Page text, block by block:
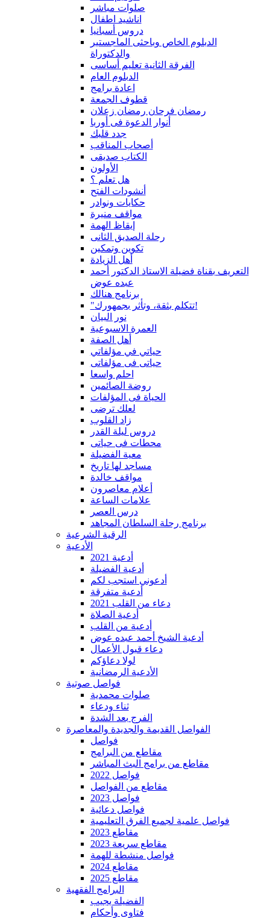
صلوات مباشر
اناشيد اطفال
دروس أسبانيا
الدبلوم الخاص وباحثى الماجستير
والدكتوراة
الفرقة الثانية تعليم أساسى
الدبلوم العام
اعادة برامج
قطوف الجمعة
رمضان فرحان رمضان زعلان
أنوار الدعوة فى أوربا
جدد قلبك
أصحاب المناقب
الكتاب صديقى
الأولون
هل تعلم ؟
أنشودات الفتح
حكايات ونوادر
مواقف منيرة
إيقاظ الهمة
رحلة الصديق الثانى
تكوين وتمكين
أهل الزيادة
التعريف بقناة فضيلة الاستاذ الدكتور أحمد
عبده عوض
برنامج هنالك
"تتكلم بثقة، وتأثر بجمهورك!
نور البيان
العمرة الاسبوعية
أهل الصفة
حياتي في مؤلفاتي
حياتى فى مؤلفاتى
احلم واسعا
روضة الصائمين
الحياة فى المؤلفات
لعلك ترضى
زاد القلوب
دروس ليلة القدر
محطات فى حياتى
معية الفضيلة
مساجد لها تاريخ
مواقف خالدة
أعلام معاصرون
علامات الساعة
درس العصر
برنامج رحلة السلطان المجاهد
الرقية الشرعية
الأدعية
أدعية 2021
أدعية الفضيلة
أدعوني استجب لكم
أدعية متفرقة
دعاء من القلب 2021
أدعية الصلاة
أدعية من القلب
أدعية الشيخ أحمد عبده عوض
دعاء قبول الأعمال
لولا دعاؤكم
الأدعية الرمضانية
فواصل صوتية
صلوات محمدية
ثناء ودعاء
الفرج بعد الشدة
الفواصل القديمة والجديدة والمعاصرة
فواصل
مقاطع من البرامج
مقاطع من برامج البث المباشر
فواصل 2022
مقاطع من الفواصل
فواصل 2023
فواصل دعائية
فواصل علمية لجميع الفرق التعليمية
مقاطع 2023
مقاطع سريعة 2023
فواصل منشطة للهمة
مقاطع 2024
مقاطع 2025
البرامج الفقهية
الفضيلة يجيب
فتاوى وأحكام